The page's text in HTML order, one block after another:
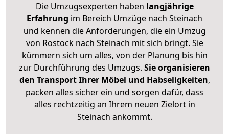
Die Umzugsexperten haben langjährige
Erfahrung im Bereich Umzüge nach Steinach
und kennen die Anforderungen, die ein Umzug
von Rostock nach Steinach mit sich bringt. Sie
kümmern sich um alles, von der Planung bis hin
zur Durchführung des Umzugs. Sie organisieren
den Transport Ihrer Möbel und Habseligkeiten,
packen alles sicher ein und sorgen dafür, dass
alles rechtzeitig an Ihrem neuen Zielort in
Steinach ankommt.